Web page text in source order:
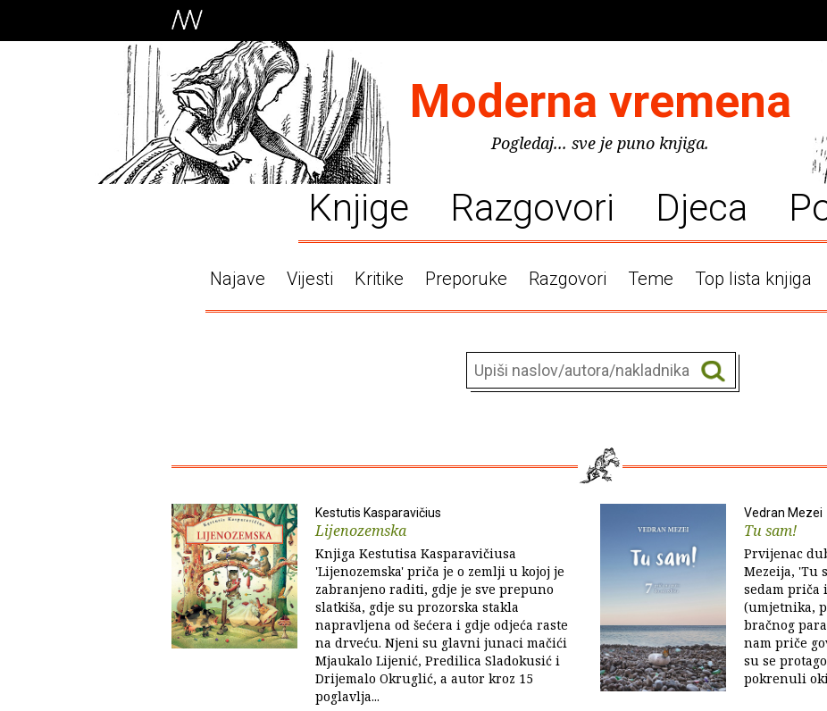
Moderna vremena
Pogledaj... sve je puno knjiga.
Knjige Razgovori Djeca
Najave Vijesti Kritike Preporuke Razgovori Teme Top lista knjiga
Kestutis Kasparavičius
Lijenozemska
Knjiga Kestutisa Kasparavičiusa
'Lijenozemska' priča je o zemlji u kojoj je
zabranjeno raditi, gdje je sve prepuno
slatkiša, gdje su prozorska stakla
napravljena od šećera i gdje odjeća raste
na drveću. Njeni su glavni junaci mačići
Mjaukalo Lijenić, Predilica Sladokusić i
Drijemalo Okruglić, a autor kroz 15
poglavlja...
Vedran Mezei
Tu sam!
Prvijenac
Mezeija, 'Tu
sedam priča
(umjetnika,
bračnog
nam priče
su se
pokrenuli